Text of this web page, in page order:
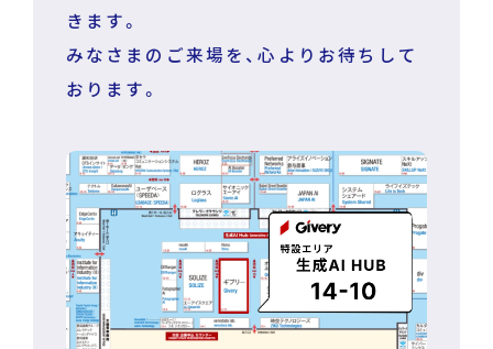
きます。
みなさまのご来場を、心よりお待ちして
おります。